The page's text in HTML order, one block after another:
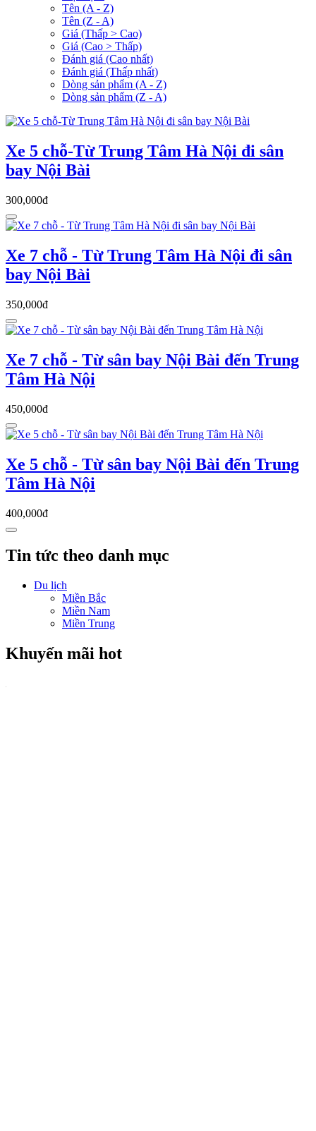
Tên (A - Z)
Tên (Z - A)
Giá (Thấp > Cao)
Giá (Cao > Thấp)
Đánh giá (Cao nhất)
Đánh giá (Thấp nhất)
Dòng sản phẩm (A - Z)
Dòng sản phẩm (Z - A)
Xe 5 chỗ-Từ Trung Tâm Hà Nội đi sân
bay Nội Bài
300,000đ
Xe 7 chỗ - Từ Trung Tâm Hà Nội đi sân
bay Nội Bài
350,000đ
Xe 7 chỗ - Từ sân bay Nội Bài đến Trung
Tâm Hà Nội
450,000đ
Xe 5 chỗ - Từ sân bay Nội Bài đến Trung
Tâm Hà Nội
400,000đ
Tin tức theo danh mục
Du lịch
Miền Bắc
Miền Nam
Miền Trung
Khuyến mãi hot